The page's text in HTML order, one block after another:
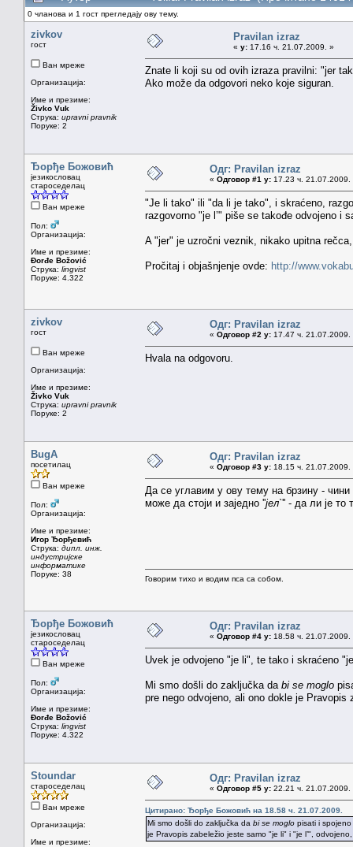
0 чланова и 1 гост прегледају ову тему.
zivkov
гост
Ван мреже
Организација:
Име и презиме:
Živko Vuk
Струка: upravni pravnik
Поруке: 2
Pravilan izraz
« у: 17.16 ч. 21.07.2009. »
Znate li koji su od ovih izraza pravilni: "jer
Ako može da odgovori neko koje siguran.
Ђорђе Божовић
језикословац
староседелац
Ван мреже
Пол:
Организација:
Име и презиме:
Đorđe Božović
Струка: lingvist
Поруке: 4.322
Одг: Pravilan izraz
« Одговор #1 у: 17.23 ч. 21.07.2009.
"Je li tako" ili "da li je tako", i skraćeno,
razgovorno "je l’" piše se takođe odvojeno i
A "jer" je uzročni veznik, nikako upitna
Pročitaj i objašnjenje ovde: http://
zivkov
гост
Ван мреже
Организација:
Име и презиме:
Živko Vuk
Струка: upravni pravnik
Поруке: 2
Одг: Pravilan izraz
« Одговор #2 у: 17.47 ч. 21.07.2009.
Hvala na odgovoru.
BugA
посетилац
Ван мреже
Пол:
Организација:
Име и презиме:
Игор Ђорђевић
Струка: дипл. инж.
индустријске
информатике
Поруке: 38
Одг: Pravilan izraz
« Одговор #3 у: 18.15 ч. 21.07.2009.
Да се углавим у ову тему на брзину -
може да стоји и заједно ''јел`'' - да ли је то
Говорим тихо и водим пса са собом.
Ђорђе Божовић
језикословац
староседелац
Ван мреже
Пол:
Организација:
Име и презиме:
Đorđe Božović
Струка: lingvist
Поруке: 4.322
Одг: Pravilan izraz
« Одговор #4 у: 18.58 ч. 21.07.2009.
Uvek je odvojeno "je li", te tako i skraćeno
Mi smo došli do zaključka da bi se moglo
pre nego odvojeno, ali ono dokle je
Stoundar
староседелац
Ван мреже
Организација:
Име и презиме:
Одг: Pravilan izraz
« Одговор #5 у: 22.21 ч. 21.07.2009.
Цитирано: Ђорђе Божовић на 18.58 ч. 21.07.2009.
Mi smo došli do zaključka da bi se moglo pisati i
je Pravopis zabeležio jeste samo "je li" i "je l’",